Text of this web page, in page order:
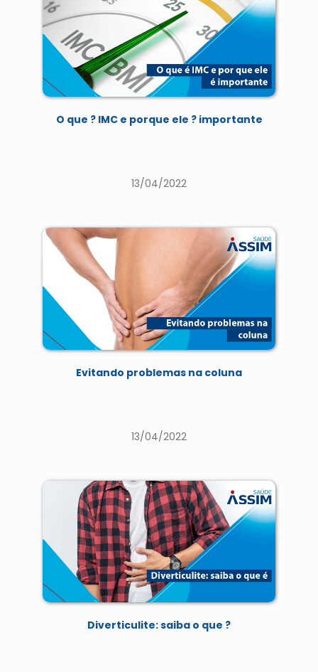
O que ? IMC e porque ele ? importante
13/04/2022
Evitando problemas na coluna
13/04/2022
Diverticulite: saiba o que ?